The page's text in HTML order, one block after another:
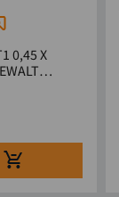
0,45 X